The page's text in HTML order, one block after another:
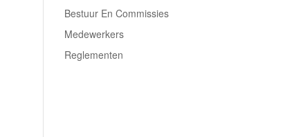
Bestuur En Commissies
Medewerkers
Reglementen